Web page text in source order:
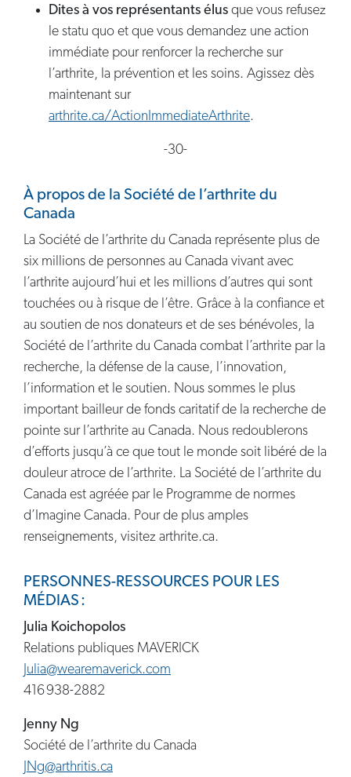
Dites à vos représentants élus que vous refusez
le statu quo et que vous demandez une action
immédiate pour renforcer la recherche sur
l’arthrite, la prévention et les soins. Agissez dès
maintenant sur
arthrite.ca/ActionImmediateArthrite.
-30-
À propos de la Société de l’arthrite du
Canada
La Société de l’arthrite du Canada représente plus de
six millions de personnes au Canada vivant avec
l’arthrite aujourd’hui et les millions d’autres qui sont
touchées ou à risque de l’être. Grâce à la confiance et
au soutien de nos donateurs et de ses bénévoles, la
Société de l’arthrite du Canada combat l’arthrite par la
recherche, la défense de la cause, l’innovation,
l’information et le soutien. Nous sommes le plus
important bailleur de fonds caritatif de la recherche de
pointe sur l’arthrite au Canada. Nous redoublerons
d’efforts jusqu’à ce que tout le monde soit libéré de la
douleur atroce de l’arthrite. La Société de l’arthrite du
Canada est agréée par le Programme de normes
d’Imagine Canada. Pour de plus amples
renseignements, visitez arthrite.ca.
PERSONNES-RESSOURCES POUR LES
MÉDIAS :
Julia Koichopolos
Relations publiques MAVERICK
Julia@wearemaverick.com
416 938-2882
Jenny Ng
Société de l’arthrite du Canada
JNg@arthritis.ca